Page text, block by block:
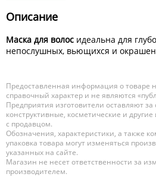
Описание
Маска для волос идеальна для
непослушных, вьющихся и
Предоставленная информация о товаре
справочный характер и не являются
Предприятия изготовители оставляют
конструктивные, косметические и
с продавцом.
Обозначения, характеристики, а также
упаковка товара могут изменяться
указанных на сайте.
Магазин не несет ответственности за
производителем.